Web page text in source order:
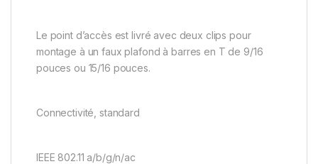
Le point d’accès est livré avec deux clips pour
montage à un faux plafond à barres en T de 9/16
pouces ou 15/16 pouces.
Connectivité, standard
IEEE 802.11 a/b/g/n/ac